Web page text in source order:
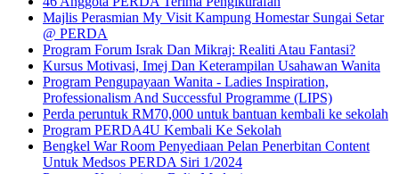
Majlis Perasmian My Visit Kampung Homestar Sungai Setar
@ PERDA
Program Forum Israk Dan Mikraj: Realiti Atau Fantasi?
Kursus Motivasi, Imej Dan Keterampilan Usahawan Wanita
Program Pengupayaan Wanita - Ladies Inspiration,
Professionalism And Successful Programme (LIPS)
Perda peruntuk RM70,000 untuk bantuan kembali ke sekolah
Program PERDA4U Kembali Ke Sekolah
Bengkel War Room Penyediaan Pelan Penerbitan Content
Untuk Medsos PERDA Siri 1/2024